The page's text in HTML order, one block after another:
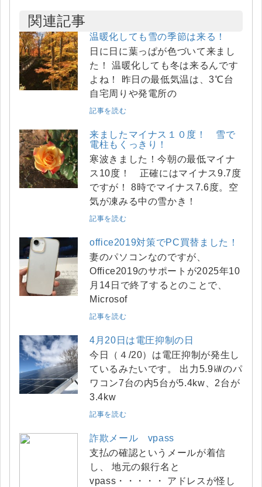
関連記事
温暖化しても雪の季節は来る！
日に日に葉っぱが色づいて来まし
た！ 温暖化しても冬は来るんです
よね！ 昨日の最低気温は、3℃台
自宅周りや発電所の
記事を読む
来ましたマイナス１０度！ 雪で
電柱もくっきり！
寒波きました！今朝の最低マイナ
ス10度！ 正確にはマイナス9.7度
ですが！ 8時でマイナス7.6度。空
気が凍みる中の雪かき！
記事を読む
office2019対策でPC買替ました！
妻のパソコンなのですが、
Office2019のサポートが2025年10
月14日で終了するとのことで、
Microsof
記事を読む
4月20日は電圧抑制の日
今日（４/20）は電圧抑制が発生し
ているみたいです。 出力5.9㎾のパ
ワコン7台の内5台が5.4kw、2台が
3.4kw
記事を読む
詐欺メール vpass
支払の確認というメールが着信
し、 地元の銀行名と
vpass・・・・・ アドレスが怪し